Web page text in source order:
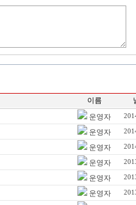
이름
운영자
운영자
운영자
운영자
운영자
운영자